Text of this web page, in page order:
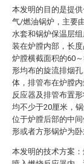
本发明的目的是提
气/燃油锅炉，主要
水套和锅炉保温层
装在炉膛内部，长
炉膛横截面积的60
形均布的旋流排烟
体，排管布在炉膛
反应器及排管布置
均不少于20厘米，
位于炉膛后部的中间
形或者方形锅炉为卧
本发明的技术方案